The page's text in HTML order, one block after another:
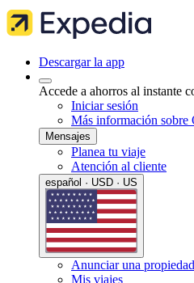
Descargar la app
Accede a ahorros al instante
Iniciar sesión
Más información sobre
Mensajes
Planea tu viaje
Atención al cliente
español · USD · US
Anunciar una propiedad
Mis viajes